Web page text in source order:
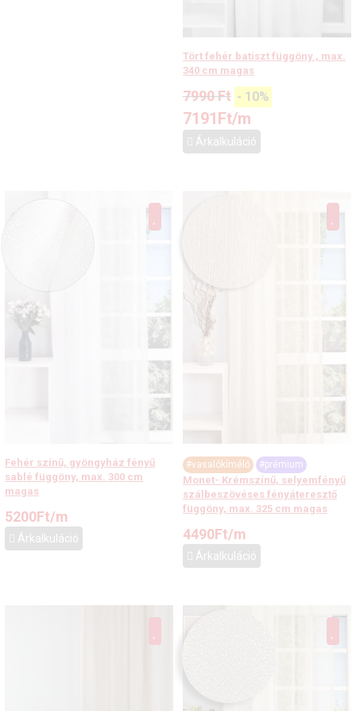
Tört fehér batiszt függöny , max.
340 cm magas
7990Ft - 10%
7191Ft/m
Árkalkuláció
Fehér színű, gyöngyház fényű
sablé függöny, max. 300 cm
magas
5200Ft/m
Árkalkuláció
#vasalókímélő #prémium
Monet- Krémszínű, selyemfényű
szálbeszövéses fényáteresztő
függöny, max. 325 cm magas
4490Ft/m
Árkalkuláció